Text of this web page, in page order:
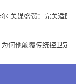
美媒盛赞：完美适配
何他颠覆传统控卫定义